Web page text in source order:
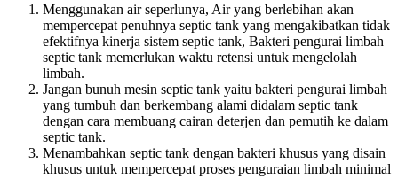
Menggunakan air seperlunya, Air yang berlebihan akan
mempercepat penuhnya septic tank yang mengakibatkan tidak
efektifnya kinerja sistem septic tank, Bakteri pengurai limbah
septic tank memerlukan waktu retensi untuk mengelolah
limbah.
Jangan bunuh mesin septic tank yaitu bakteri pengurai limbah
yang tumbuh dan berkembang alami didalam septic tank
dengan cara membuang cairan deterjen dan pemutih ke dalam
septic tank.
Menambahkan septic tank dengan bakteri khusus yang disain
khusus untuk mempercepat proses penguraian limbah minimal